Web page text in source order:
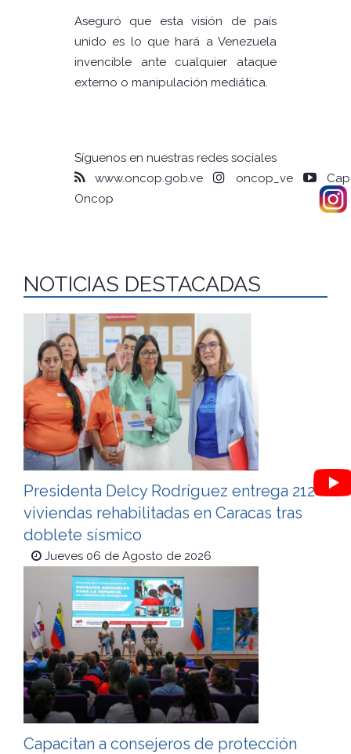
Aseguró que esta visión de país
unido es lo que hará a Venezuela
invencible ante cualquier ataque
externo o manipulación mediática.
Síguenos en nuestras redes sociales
www.oncop.gob.ve
oncop_ve
Oncop
NOTICIAS DESTACADAS
Presidenta Delcy Rodríguez entrega 212
viviendas rehabilitadas en Caracas tras
doblete sísmico
Jueves 06 de Agosto de 2026
Capacitan a consejeros de protección